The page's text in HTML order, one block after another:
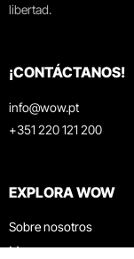
libertad.
¡CONTÁCTANOS!
info@wow.pt
+351 220 121 200
EXPLORA WOW
Sobre nosotros
Museos